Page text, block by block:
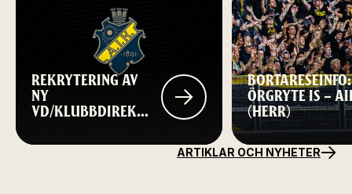
REKRYTERING AV
NY
VD/KLUBBDIREKTÖR
BORTARESEINFO:
ÖRGRYTE IS –
(HERR)
ARTIKLAR OCH NYHETER